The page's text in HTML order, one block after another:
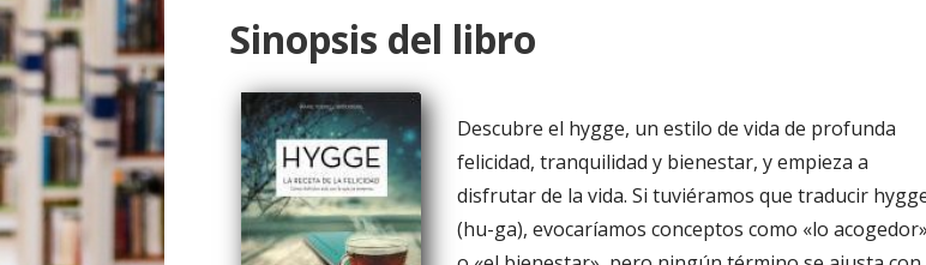
Sinopsis del libro
Descubre el hygge, un estilo de vida de profunda
felicidad, tranquilidad y bienestar, y empieza a
disfrutar de la vida. Si tuviéramos que traducir
(hu-ga), evocaríamos conceptos como «lo acogedor»